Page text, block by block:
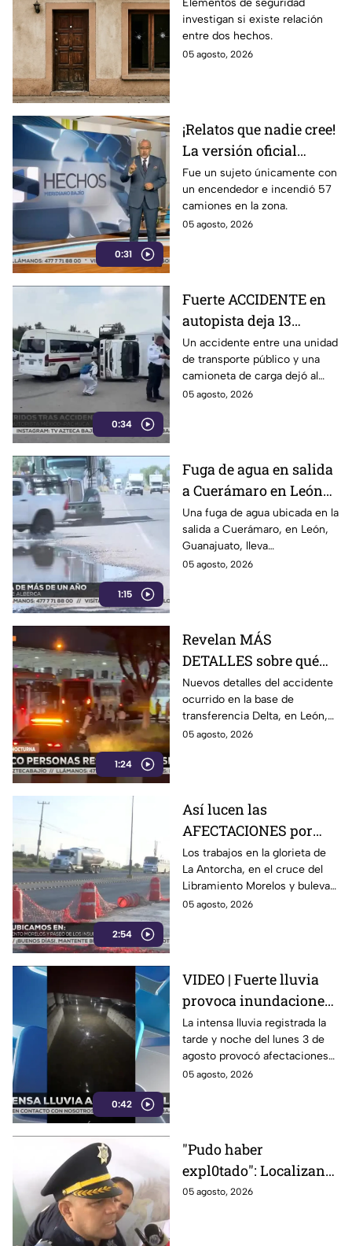
puntos en Celaya; así
ocurrió
Elementos de seguridad
investigan si existe relación
entre dos hechos.
05 agosto, 2026
0:31
¡Relatos que nadie cree!
La versión oficial
pretende que creamos
que fue un solo hombre
en caso de Tamaulipas
Fue un sujeto únicamente con
un encendedor e incendió 57
camiones en la zona.
05 agosto, 2026
0:34
Fuerte ACCIDENTE en
autopista deja 13
lesionados: transporte
público choca contra
camioneta en la
México-Pachuca
Un accidente entre una unidad
de transporte público y una
camioneta de carga dejó al
menos 13 personas lesionadas
05 agosto, 2026
1:15
Fuga de agua en salida
a Cuerámaro en León
cumple un año; parece
alberca
Una fuga de agua ubicada en la
salida a Cuerámaro, en León,
Guanajuato, lleva
aproximadamente un año sin
05 agosto, 2026
1:24
Revelan MÁS
DETALLES sobre qué
pasó en choque de
camiones en León:
chofer quedó GRAVE
Nuevos detalles del accidente
ocurrido en la base de
transferencia Delta, en León,
revelan que dos unidades del
05 agosto, 2026
2:54
Así lucen las
AFECTACIONES por
obras sobre
Libramiento Morelos
de León: reabren
Insurgentes
Los trabajos en la glorieta de
La Antorcha, en el cruce del
Libramiento Morelos y bulevar
Insurgentes en León,
05 agosto, 2026
0:42
VIDEO | Fuerte lluvia
provoca inundaciones
en Celaya; vehículos
quedan atrapados bajo
el agua
La intensa lluvia registrada la
tarde y noche del lunes 3 de
agosto provocó afectaciones
en distintos puntos de Celaya,
05 agosto, 2026
"Pudo haber
expl0tado": Localizan
gr4nada activa dentro
05 agosto, 2026